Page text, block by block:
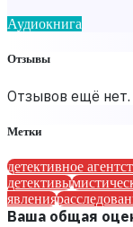
Аудиокнига
Отзывы
Отзывов ещё
Метки
детективное
детективы
явления
Ваша общая